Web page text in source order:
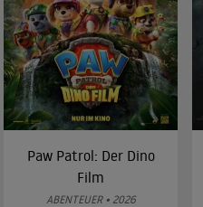
Paw Patrol: Der Dino
Film
ABENTEUER • 2026